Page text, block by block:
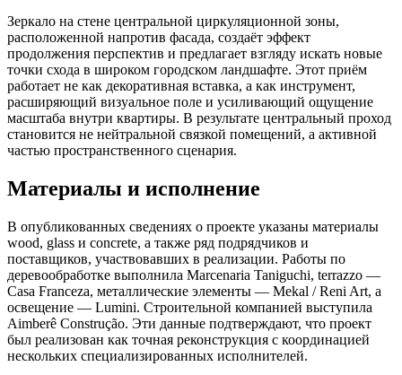
Зеркало на стене центральной циркуляционной зоны,
расположенной напротив фасада, создаёт эффект
продолжения перспектив и предлагает взгляду искать новые
точки схода в широком городском ландшафте. Этот приём
работает не как декоративная вставка, а как инструмент,
расширяющий визуальное поле и усиливающий ощущение
масштаба внутри квартиры. В результате центральный проход
становится не нейтральной связкой помещений, а активной
частью пространственного сценария.
Материалы и исполнение
В опубликованных сведениях о проекте указаны материалы
wood, glass и concrete, а также ряд подрядчиков и
поставщиков, участвовавших в реализации. Работы по
деревообработке выполнила Marcenaria Taniguchi, terrazzo —
Casa Franceza, металлические элементы — Mekal / Reni Art, а
освещение — Lumini. Строительной компанией выступила
Aimberê Construção. Эти данные подтверждают, что проект
был реализован как точная реконструкция с координацией
нескольких специализированных исполнителей.